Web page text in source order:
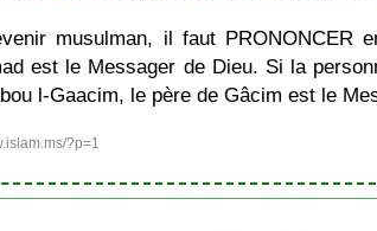
musulman, il faut PRONONCER
est le Messager de Dieu. Si la
l-Gaacim, le père de Gâcim est le
?p=1